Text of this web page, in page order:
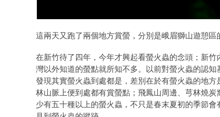
這兩天又跑了兩個地方賞螢，分別是峨眉獅山遊憩
在新竹待了四年，今年才興起看螢火蟲的念頭；新
灣以外知道的螢點就所知不多。以前對螢火蟲的認
發現其實螢火蟲到處都是，差別在於有螢火蟲的地
林山脈上便到處都有賞螢點；飛鳳山周邊、芎林燒
少有五十種以上的螢火蟲，不只是春末夏初的季節